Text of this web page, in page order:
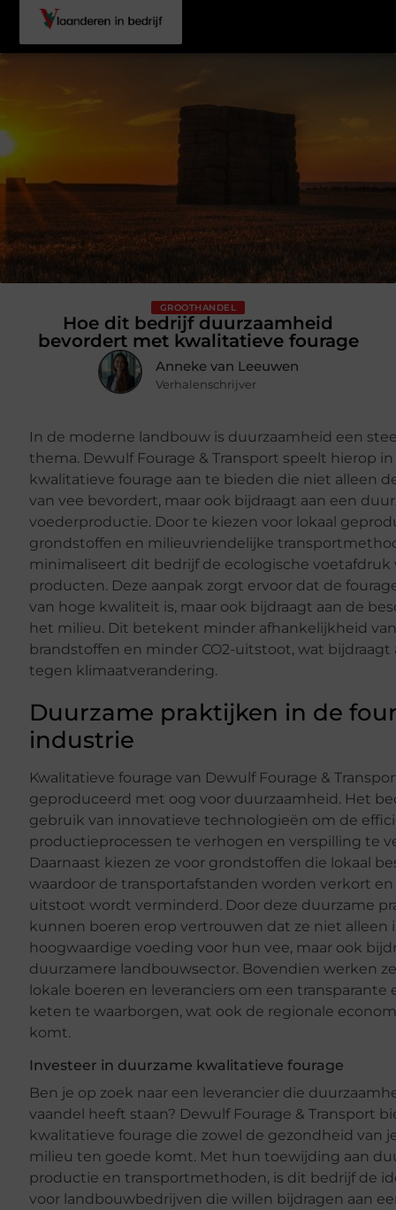
GROOTHANDEL
Hoe dit bedrijf duurzaamheid
bevordert met kwalitatieve fourage
Anneke van Leeuwen
Verhalenschrijver
In de moderne landbouw is duurzaamheid een
thema. Dewulf Fourage & Transport speelt hierop
kwalitatieve fourage aan te bieden die niet alleen
van vee bevordert, maar ook bijdraagt aan een
voederproductie. Door te kiezen voor lokaal
grondstoffen en milieuvriendelijke
minimaliseert dit bedrijf de ecologische voetafdruk
producten. Deze aanpak zorgt ervoor dat de
van hoge kwaliteit is, maar ook bijdraagt aan de
het milieu. Dit betekent minder afhankelijkheid
brandstoffen en minder CO2-uitstoot, wat bijdraagt
tegen klimaatverandering.
Duurzame praktijken in de
industrie
Kwalitatieve fourage van Dewulf Fourage &
geproduceerd met oog voor duurzaamheid. Het
gebruik van innovatieve technologieën om de
productieprocessen te verhogen en verspilling te
Daarnaast kiezen ze voor grondstoffen die lokaal
waardoor de transportafstanden worden verkort en
uitstoot wordt verminderd. Door deze duurzame
kunnen boeren erop vertrouwen dat ze niet alleen
hoogwaardige voeding voor hun vee, maar ook
duurzamere landbouwsector. Bovendien werken
lokale boeren en leveranciers om een transparante
keten te waarborgen, wat ook de regionale
komt.
Investeer in duurzame kwalitatieve fourage
Ben je op zoek naar een leverancier die
vaandel heeft staan? Dewulf Fourage & Transport
kwalitatieve fourage die zowel de gezondheid van
milieu ten goede komt. Met hun toewijding aan
productie en transportmethoden, is dit bedrijf de
voor landbouwbedrijven die willen bijdragen aan